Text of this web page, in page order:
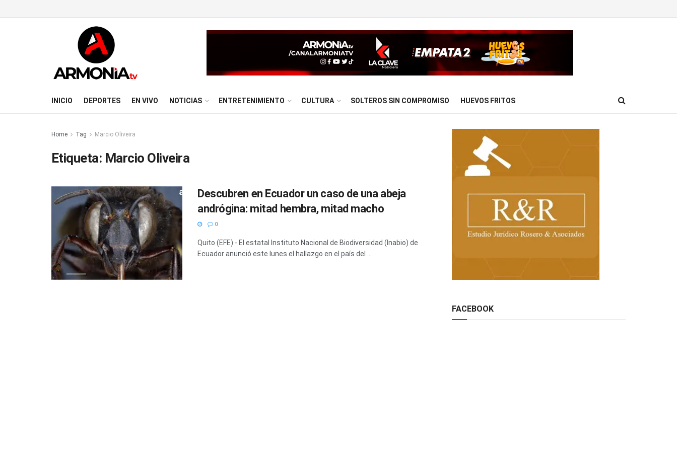
INICIO DEPORTES EN VIVO NOTICIAS ENTRETENIMIENTO CULTURA SOLTEROS SIN COMPROMISO HUEVOS FRITOS
Home Tag Marcio Oliveira
Etiqueta: Marcio Oliveira
Descubren en Ecuador un caso de una abeja
andrógina: mitad hembra, mitad macho
0
Quito (EFE).- El estatal Instituto Nacional de Biodiversidad (Inabio) de
Ecuador anunció este lunes el hallazgo en el país del ...
FACEBOOK